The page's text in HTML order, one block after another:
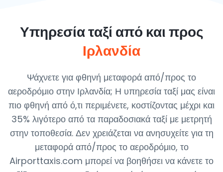
Υπηρεσία ταξί από και προς
Ιρλανδία
Ψάχνετε για φθηνή μεταφορά από/προς το
αεροδρόμιο στην Ιρλανδία; Η υπηρεσία ταξί μας είναι
πιο φθηνή από ό,τι περιμένετε, κοστίζοντας μέχρι και
35% λιγότερο από τα παραδοσιακά ταξί με μετρητή
στην τοποθεσία. Δεν χρειάζεται να ανησυχείτε για τη
μεταφορά από/προς το αεροδρόμιο, το
Airporttaxis.com μπορεί να βοηθήσει να κάνετε το